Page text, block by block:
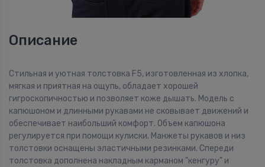
Описание
Стильная и уютная толстовка F5, изготовленная из хлопка,
мягкая и приятная на ощупь, обладает хорошей
гигроскопичностью и позволяет коже дышать. Модель с
капюшоном и длинными рукавами не сковывает движений и
обеспечивает наибольший комфорт. Объем капюшона
регулируется при помощи кулиски. Манжеты рукавов и низ
толстовки оснащены эластичными резинками. Спереди
толстовка дополнена накладным карманом "кенгуру" и